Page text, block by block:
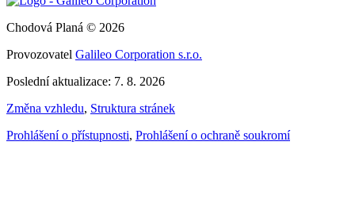
Chodová Planá © 2026
Provozovatel Galileo Corporation s.r.o.
Poslední aktualizace: 7. 8. 2026
Změna vzhledu, Struktura stránek
Prohlášení o přístupnosti, Prohlášení o ochraně soukromí